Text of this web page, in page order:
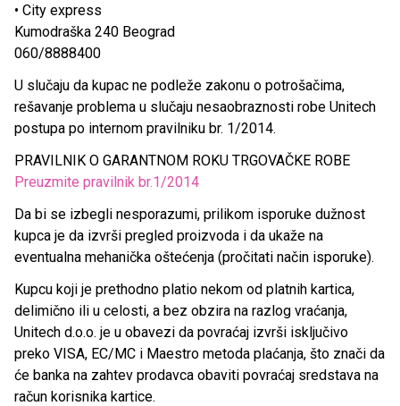
• City express
Kumodraška 240 Beograd
060/8888400
U slučaju da kupac ne podleže zakonu o potrošačima,
rešavanje problema u slučaju nesaobraznosti robe Unitech
postupa po internom pravilniku br. 1/2014.
PRAVILNIK O GARANTNOM ROKU TRGOVAČKE ROBE
Preuzmite pravilnik br.1/2014
Da bi se izbegli nesporazumi, prilikom isporuke dužnost
kupca je da izvrši pregled proizvoda i da ukaže na
eventualna mehanička oštećenja (pročitati način isporuke).
Kupcu koji je prethodno platio nekom od platnih kartica,
delimično ili u celosti, a bez obzira na razlog vraćanja,
Unitech d.o.o. je u obavezi da povraćaj izvrši isključivo
preko VISA, EC/MC i Maestro metoda plaćanja, što znači da
će banka na zahtev prodavca obaviti povraćaj sredstava na
račun korisnika kartice.